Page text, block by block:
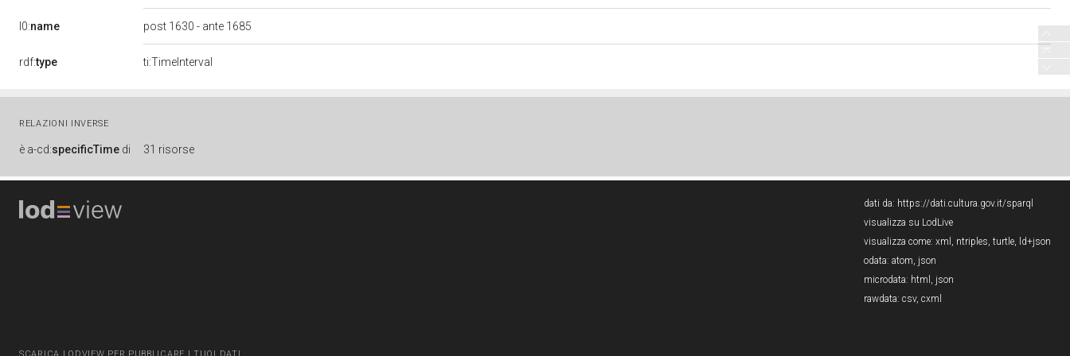
l0:name post 1630 - ante 1685
rdf:type ti:TimeInterval
RELAZIONI INVERSE
è a-cd:specificTime di 31 risorse
dati da: https://dati.cultura.gov.it/sparql
visualizza su LodLive
visualizza come: xml , ntriples, turtle, ld+json
odata: atom, json
microdata: html , json
rawdata: csv, cxml